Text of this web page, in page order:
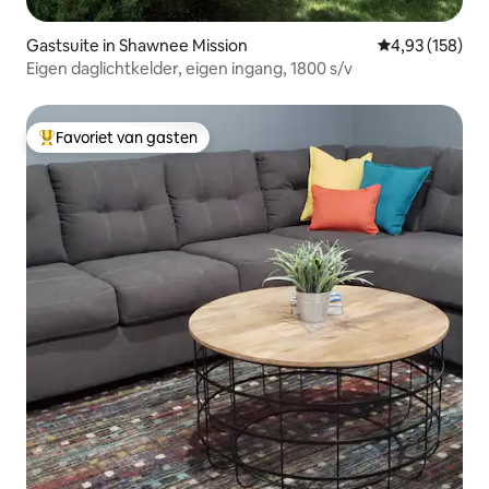
Gastsuite in Shawnee Mission Gemiddelde
4,93 (158)
Eigen daglichtkelder, eigen ingang, 1800 s/v
Topfavoriet van gasten
Favoriet van gasten